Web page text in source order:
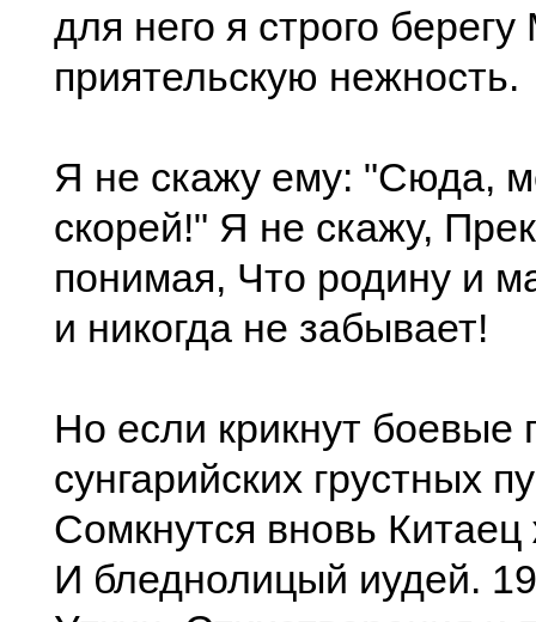
для него я строго
приятельскую нежность.
Я не скажу ему: "Сюда,
скорей!" Я не скажу,
понимая, Что родину и
и никогда не забывает!
Но если крикнут боевые
сунгарийских грустных
Сомкнутся вновь
И бледнолицый иудей.